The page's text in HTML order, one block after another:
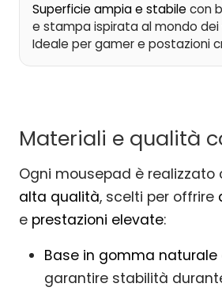
Superficie ampia e stabile con
e stampa ispirata al mondo dei
Ideale per gamer e postazioni
Materiali e qualità
Ogni mousepad è realizzato
alta qualità, scelti per offrire
e prestazioni elevate:
Base in gomma
garantire stabilità